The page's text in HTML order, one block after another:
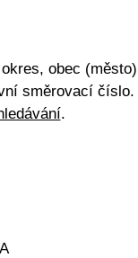
obec
směrovací
.